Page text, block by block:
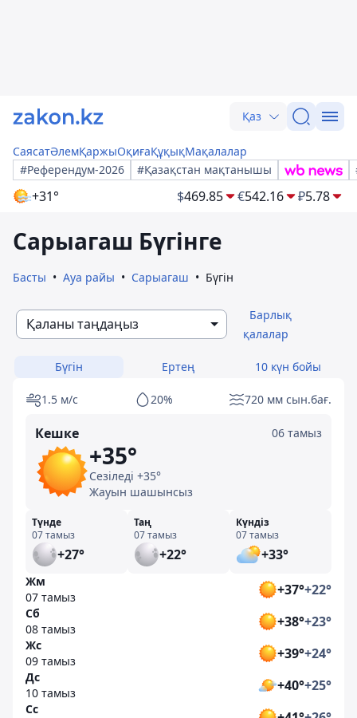
Қаз
СаясатӘлемҚаржыОқиғаҚұқықМақалалар
#Референдум-2026
#Қазақстан мақтанышы
+31° $469.85 €542.16 ₽5.78
Сарыагаш Бүгінге
Басты Ауа райы Сарыагаш Бүгін
Қаланы таңдаңыз
Барлық
қалалар
Бүгін Ертең 10 күн бойы
1.5 м/с 20% 720 мм сын.бағ.
Кешке 06 тамыз
+35°
Сезіледі +35°
Жауын шашынсыз
Түнде
07 тамыз
+27°
Таң
07 тамыз
+22°
Күндіз
07 тамыз
+33°
Жм
07 тамыз
+37°+22°
Сб
08 тамыз
+38°+23°
Жс
09 тамыз
+39°+24°
Дс
10 тамыз
+40°+25°
Сс